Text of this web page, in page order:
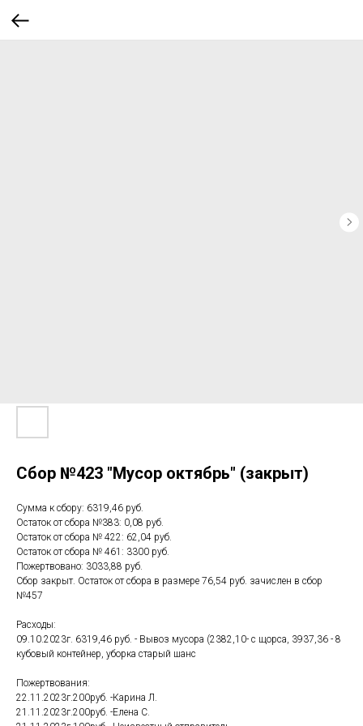
Сбор №423 "Мусор октябрь" (закрыт)
Сумма к сбору: 6319,46 руб.
Остаток от сбора №383: 0,08 руб.
Остаток от сбора № 422: 62,04 руб.
Остаток от сбора № 461: 3300 руб.
Пожертвовано: 3033,88 руб.
Сбор закрыт. Остаток от сбора в размере 76,54 руб. зачислен в сбор
№457
Расходы:
09.10.2023г. 6319,46 руб. - Вывоз мусора (2382,10- с щорса, 3937,36 - 8
кубовый контейнер, уборка старый шанс
Пожертвования:
22.11.2023г.200руб. -Карина Л.
21.11.2023г.200руб. -Елена С.